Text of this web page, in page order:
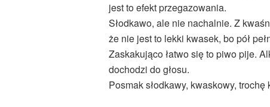
jest to efekt przegazowania.
Słodkawo, ale nie nachalnie. Z
że nie jest to lekki kwasek, bo pół
Zaskakująco łatwo się to piwo pije.
dochodzi do głosu.
Posmak słodkawy, kwaskowy,